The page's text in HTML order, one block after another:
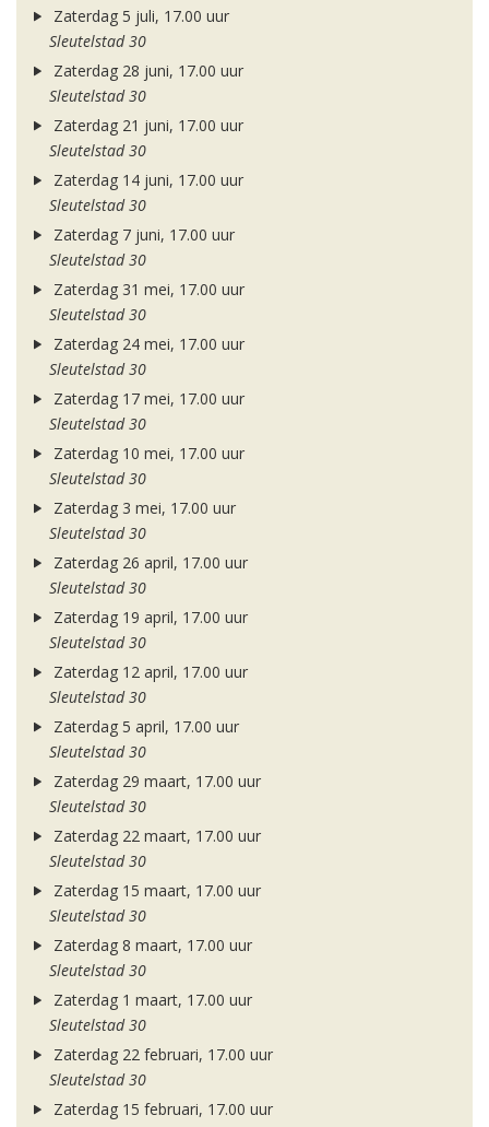
Zaterdag 5 juli, 17.00 uur
Sleutelstad 30
Zaterdag 28 juni, 17.00 uur
Sleutelstad 30
Zaterdag 21 juni, 17.00 uur
Sleutelstad 30
Zaterdag 14 juni, 17.00 uur
Sleutelstad 30
Zaterdag 7 juni, 17.00 uur
Sleutelstad 30
Zaterdag 31 mei, 17.00 uur
Sleutelstad 30
Zaterdag 24 mei, 17.00 uur
Sleutelstad 30
Zaterdag 17 mei, 17.00 uur
Sleutelstad 30
Zaterdag 10 mei, 17.00 uur
Sleutelstad 30
Zaterdag 3 mei, 17.00 uur
Sleutelstad 30
Zaterdag 26 april, 17.00 uur
Sleutelstad 30
Zaterdag 19 april, 17.00 uur
Sleutelstad 30
Zaterdag 12 april, 17.00 uur
Sleutelstad 30
Zaterdag 5 april, 17.00 uur
Sleutelstad 30
Zaterdag 29 maart, 17.00 uur
Sleutelstad 30
Zaterdag 22 maart, 17.00 uur
Sleutelstad 30
Zaterdag 15 maart, 17.00 uur
Sleutelstad 30
Zaterdag 8 maart, 17.00 uur
Sleutelstad 30
Zaterdag 1 maart, 17.00 uur
Sleutelstad 30
Zaterdag 22 februari, 17.00 uur
Sleutelstad 30
Zaterdag 15 februari, 17.00 uur